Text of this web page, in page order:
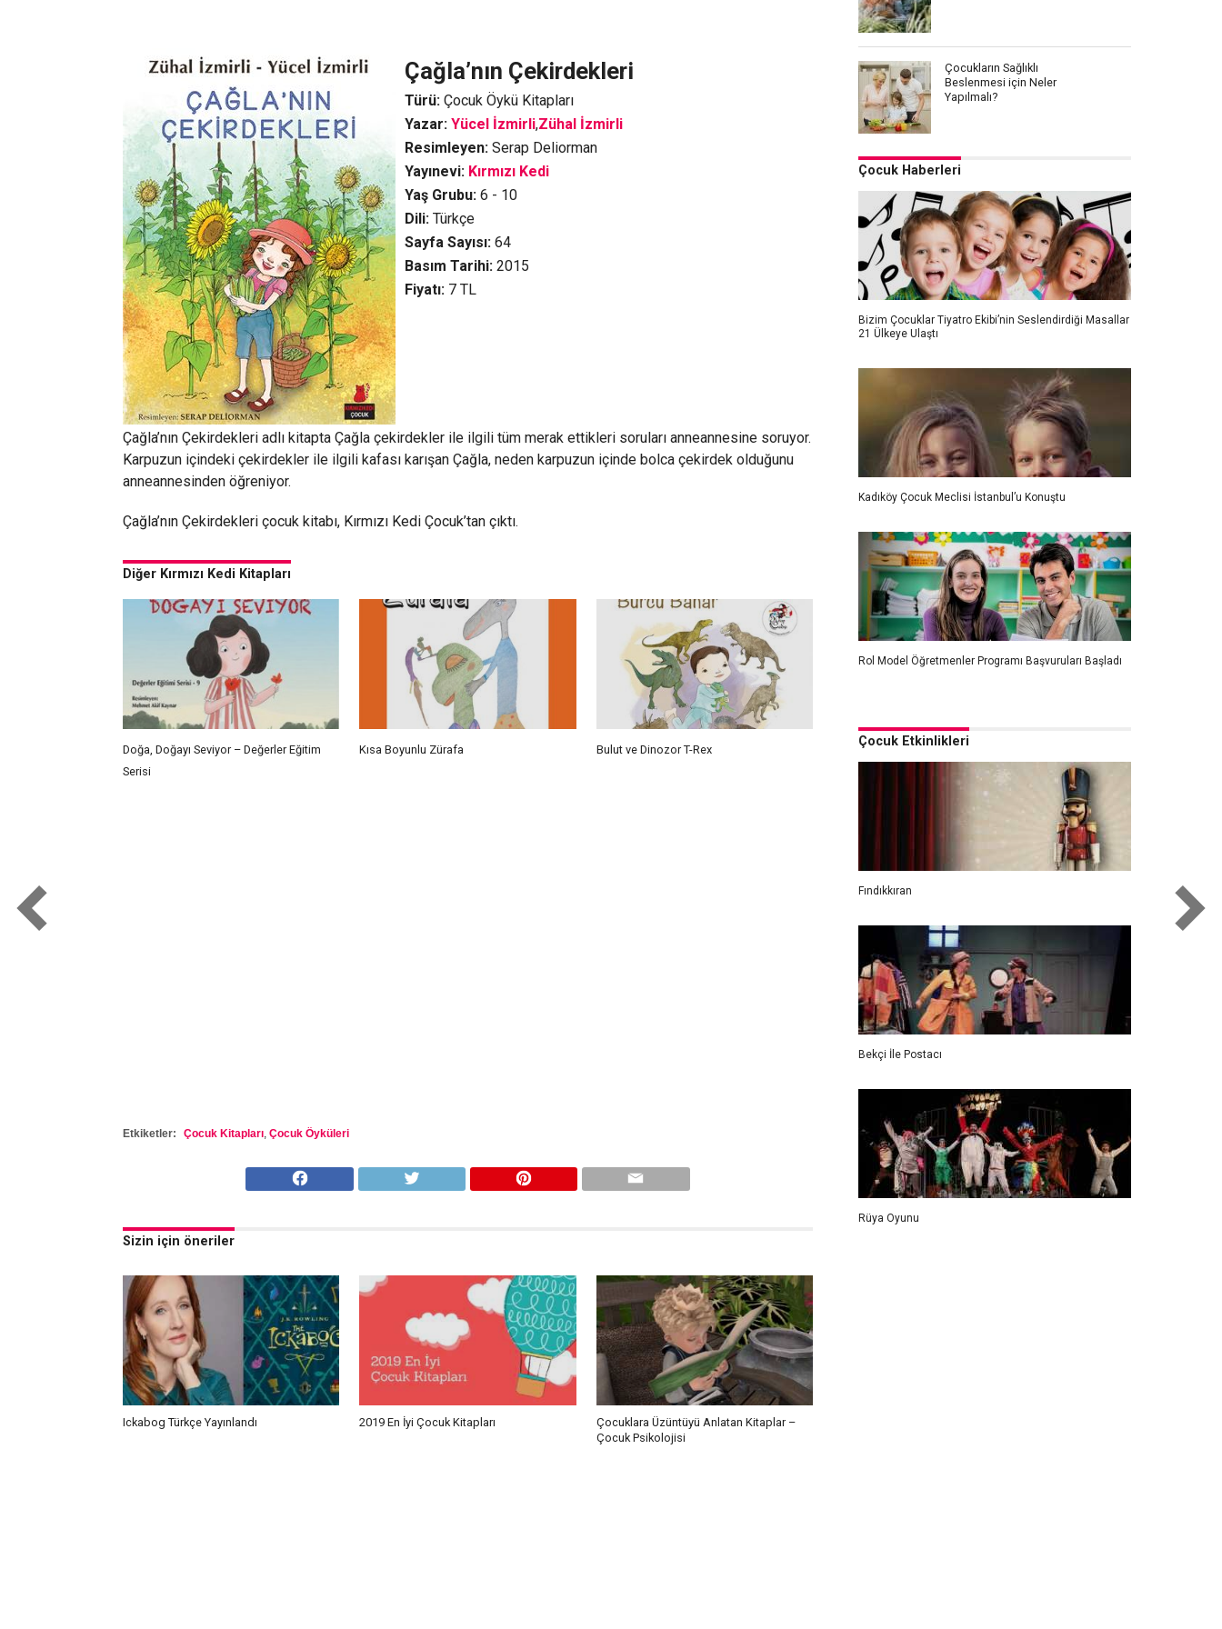
Çağla’nın Çekirdekleri
Türü:Çocuk Öykü Kitapları
Yazar: Yücel İzmirli,Zühal İzmirli
Resimleyen:Serap Deliorman
Yayınevi: Kırmızı Kedi
Yaş Grubu:6 - 10
Dili: Türkçe
Sayfa Sayısı: 64
Basım Tarihi: 2015
Fiyatı: 7TL
Çağla’nın Çekirdekleri adlı kitapta Çağla çekirdekler ile ilgili tüm merak ettikleri soruları anneannesine soruyor.
Karpuzun içindeki çekirdekler ile ilgili kafası karışan Çağla, neden karpuzun içinde bolca çekirdek olduğunu
anneannesinden öğreniyor.
Çağla’nın Çekirdekleri çocuk kitabı, Kırmızı Kedi Çocuk’tan çıktı.
Diğer Kırmızı Kedi Kitapları
Doğa, Doğayı Seviyor – Değerler Eğitim
Serisi
Kısa Boyunlu Zürafa Bulut ve Dinozor T-Rex
Etkiketler: Çocuk Kitapları, Çocuk Öyküleri
Sizin için öneriler
Ickabog Türkçe Yayınlandı 2019 En İyi Çocuk Kitapları
Çocuklara Üzüntüyü Anlatan Kitaplar –
Çocuk Psikolojisi
Çocukların Sağlıklı
Beslenmesi için Neler
Yapılmalı?
Çocuk Haberleri
Bizim Çocuklar Tiyatro Ekibi’nin Seslendirdiği Masallar
21 Ülkeye Ulaştı
Kadıköy Çocuk Meclisi İstanbul’u Konuştu
Rol Model Öğretmenler Programı Başvuruları Başladı
Çocuk Etkinlikleri
Fındıkkıran
Bekçi İle Postacı
Rüya Oyunu